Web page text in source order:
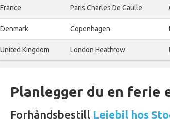
France Paris Charles De Gaulle
Denmark Copenhagen
United Kingdom London Heathrow
Planlegger du en
Forhåndsbestill Leiebil hos